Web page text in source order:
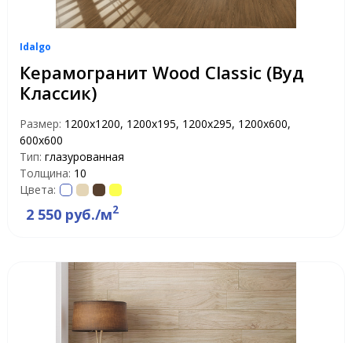
Idalgo
Керамогранит Wood Classic (Вуд
Классик)
Размер: 1200х1200, 1200х195, 1200х295, 1200х600,
600х600
Тип: глазурованная
Толщина: 10
Цвета:
2 550 руб./м2